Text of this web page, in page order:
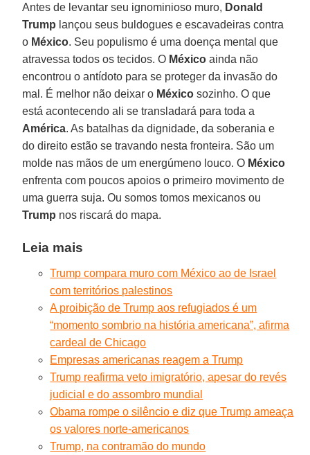
Antes de levantar seu ignominioso muro, Donald
Trump lançou seus buldogues e escavadeiras contra
o México. Seu populismo é uma doença mental que
atravessa todos os tecidos. O México ainda não
encontrou o antídoto para se proteger da invasão do
mal. É melhor não deixar o México sozinho. O que
está acontecendo ali se transladará para toda a
América. As batalhas da dignidade, da soberania e
do direito estão se travando nesta fronteira. São um
molde nas mãos de um energúmeno louco. O México
enfrenta com poucos apoios o primeiro movimento de
uma guerra suja. Ou somos tomos mexicanos ou
Trump nos riscará do mapa.
Leia mais
Trump compara muro com México ao de Israel
com territórios palestinos
A proibição de Trump aos refugiados é um
“momento sombrio na história americana”, afirma
cardeal de Chicago
Empresas americanas reagem a Trump
Trump reafirma veto imigratório, apesar do revés
judicial e do assombro mundial
Obama rompe o silêncio e diz que Trump ameaça
os valores norte-americanos
Trump, na contramão do mundo